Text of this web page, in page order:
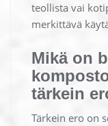
teollista vai
merkittävä
Mikä on
tärkein
Tärkein ero on